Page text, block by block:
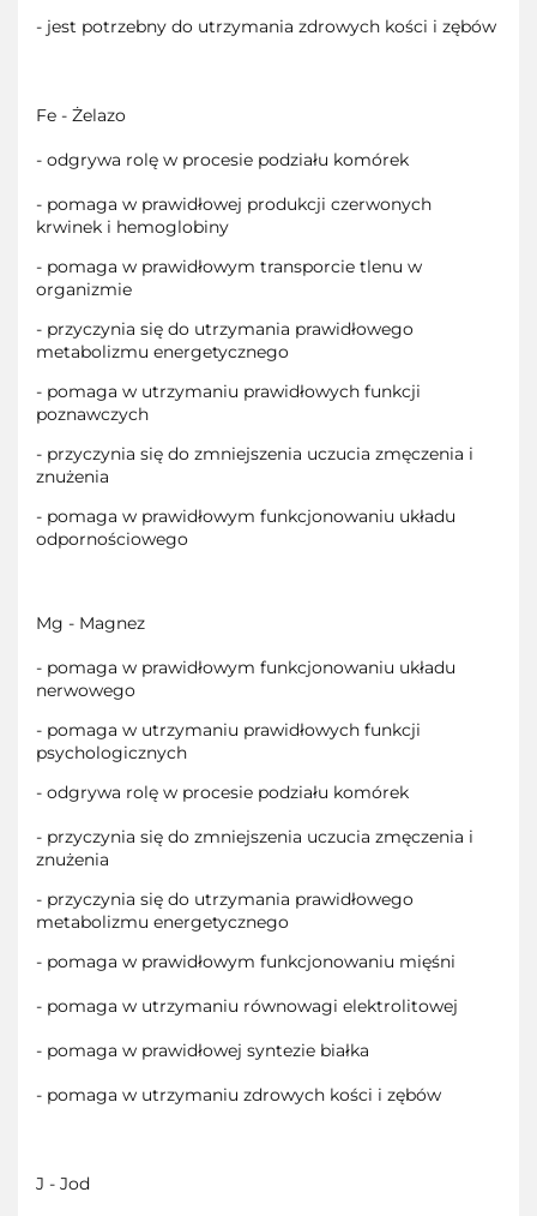
- jest potrzebny do utrzymania zdrowych kości i zębów
Fe - Żelazo
- odgrywa rolę w procesie podziału komórek
- pomaga w prawidłowej produkcji czerwonych
krwinek i hemoglobiny
- pomaga w prawidłowym transporcie tlenu w
organizmie
- przyczynia się do utrzymania prawidłowego
metabolizmu energetycznego
- pomaga w utrzymaniu prawidłowych funkcji
poznawczych
- przyczynia się do zmniejszenia uczucia zmęczenia i
znużenia
- pomaga w prawidłowym funkcjonowaniu układu
odpornościowego
Mg - Magnez
- pomaga w prawidłowym funkcjonowaniu układu
nerwowego
- pomaga w utrzymaniu prawidłowych funkcji
psychologicznych
- odgrywa rolę w procesie podziału komórek
- przyczynia się do zmniejszenia uczucia zmęczenia i
znużenia
- przyczynia się do utrzymania prawidłowego
metabolizmu energetycznego
- pomaga w prawidłowym funkcjonowaniu mięśni
- pomaga w utrzymaniu równowagi elektrolitowej
- pomaga w prawidłowej syntezie białka
- pomaga w utrzymaniu zdrowych kości i zębów
J - Jod